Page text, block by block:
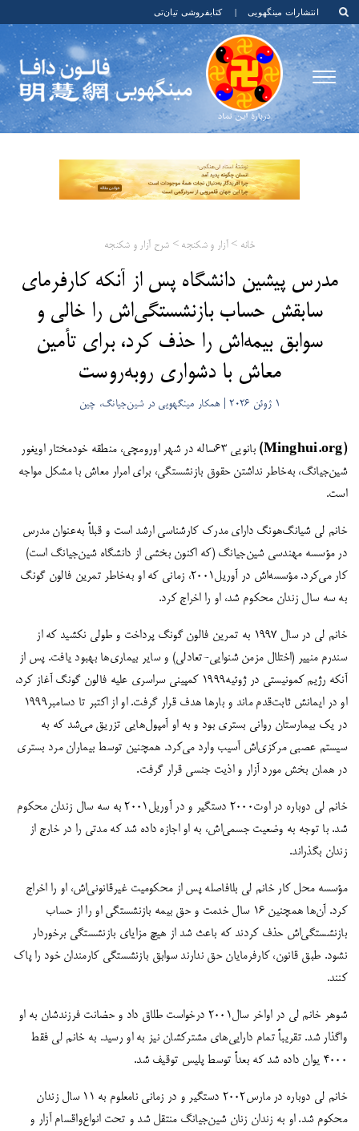
انتشارات مینگهویی | کتابفروشی تیان‌تی
خانه >آزار و شکنجه > شرح آزار و شکنجه
مدرس پیشین دانشگاه پس از آنکه کارفرمای
سابقش حساب بازنشستگی‌اش را خالی و
سوابق بیمه‌اش را حذف کرد، برای تأمین
معاش با دشواری روبه‌روست
1 ژوئن 2026 | همکار مینگهویی در شین‌جیانگ، چین
(Minghui.org)
بانویی ۶۳ساله در شهر اورومچی، منطقه خودمختار اویغور
شین‌جیانگ، به‌خاطر نداشتن حقوق بازنشستگی، برای امرار معاش با مشکل مواجه
است.
خانم لی شیانگ‌هونگ دارای مدرک کارشناسی ارشد است و قبلاً به‌عنوان مدرس
در مؤسسه مهندسی شین‌جیانگ (که اکنون بخشی از دانشگاه شین‌جیانگ است)
کار می‌کرد. مؤسسه‌‌اش در آوریل۲۰۰۱، زمانی که او به‌خاطر تمرین فالون گونگ
به سه سال زندان محکوم شد، او را اخراج کرد.
خانم لی در سال ۱۹۹۷ به تمرین فالون گونگ پرداخت و طولی نکشید که از
سندرم منییر (اختلال مزمن شنوایی-تعادلی) و سایر بیماری‌ها بهبود یافت. پس از
آنکه رژیم کمونیستی در ژوئیه۱۹۹۹ کمپینی سراسری علیه فالون گونگ آغاز کرد،
او در ایمانش ثابت‌قدم ماند و بارها هدف قرار گرفت. او از اکتبر تا دسامبر۱۹۹۹
در یک بیمارستان روانی بستری بود و به او آمپول‌هایی تزریق می‌شد که به
سیستم عصبی مرکزی‌اش آسیب وارد می‌کرد. همچنین توسط بیماران مرد بستری
در همان بخش مورد آزار و اذیت جنسی قرار گرفت.
خانم لی دوباره در اوت۲۰۰۰ دستگیر و در آوریل۲۰۰۱ به سه سال زندان محکوم
شد. با توجه به وضعیت جسمی‌اش، به او اجازه داده شد که مدتی را در خارج از
زندان بگذراند.
مؤسسه محل کار خانم لی بلافاصله پس از محکومیت غیرقانونی‌اش، او را اخراج
کرد. آن‌ها همچنین ۱۶ سال خدمت و حق بیمه بازنشستگی او را از حساب
بازنشستگی‌اش حذف کردند که باعث شد از هیچ مزایای بازنشستگی برخوردار
نشود. طبق قانون، کارفرمایان حق ندارند سوابق بازنشستگی کارمندان خود را پاک
کنند.
شوهر خانم لی در اواخر سال۲۰۰۱ درخواست طلاق داد و حضانت فرزندشان به او
واگذار شد. تقریباً تمام دارایی‌های مشترکشان نیز به او رسید. به خانم لی فقط
۴۰۰۰ یوان داده شد که بعداً توسط پلیس توقیف شد.
خانم لی دوباره در مارس۲۰۰۲ دستگیر و در زمانی نامعلوم به ۱۱ سال زندان
محکوم شد. او به زندان زنان شین‌جیانگ منتقل شد و تحت انواع‌واقسام آزار و